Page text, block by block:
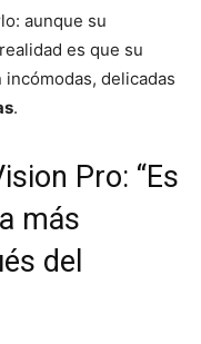
aunque su
es que su
delicadas
.
Pro: “Es
más
del